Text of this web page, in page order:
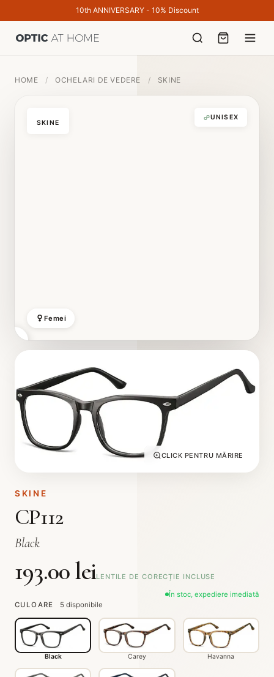
10th ANNIVERSARY - 10% Discount
HOME / OCHELARI DE VEDERE / SKINE
Femei
SKINE
UNISEX
SKINE
CP112
Black
193.00 leiLENTILE DE CORECȚIE INCLUSE
În stoc, expediere imediată
CULOARE
5 disponibile
Black Carey Havanna
CLICK PENTRU MĂRIRE